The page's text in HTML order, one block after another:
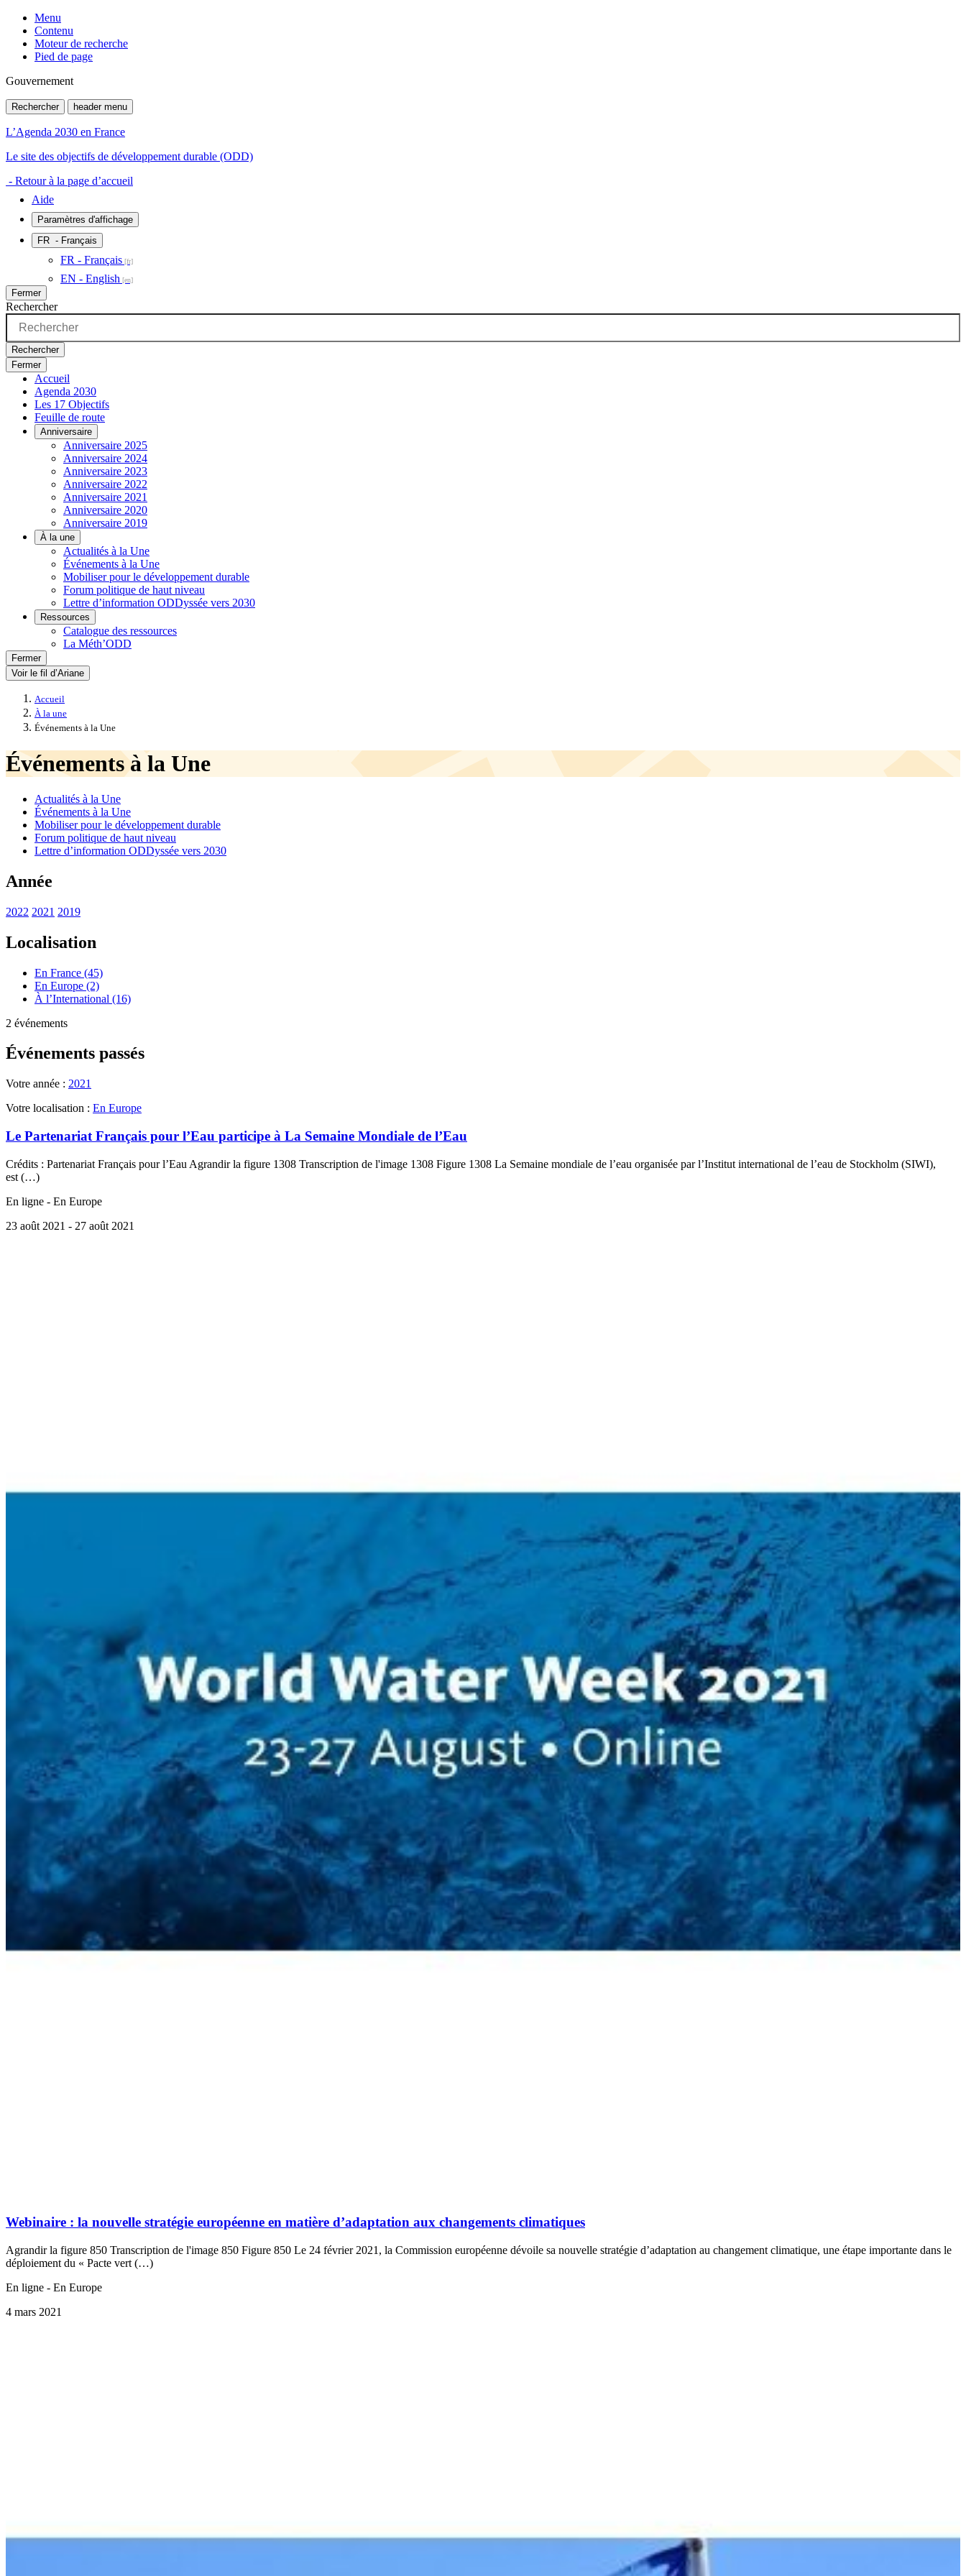
Menu
Contenu
Moteur de recherche
Pied de page
Gouvernement
Rechercher header menu
L’Agenda 2030 en France
Le site des objectifs de développement durable (ODD)
- Retour à la page d’accueil
Aide
Paramètres d'affichage
FR - Français
FR - Français
EN - English
Fermer
Rechercher
Rechercher
Fermer
Accueil
Agenda 2030
Les 17 Objectifs
Feuille de route
Anniversaire
Anniversaire 2025
Anniversaire 2024
Anniversaire 2023
Anniversaire 2022
Anniversaire 2021
Anniversaire 2020
Anniversaire 2019
À la une
Actualités à la Une
Événements à la Une
Mobiliser pour le développement durable
Forum politique de haut niveau
Lettre d’information ODDyssée vers 2030
Ressources
Catalogue des ressources
La Méth’ODD
Fermer
Voir le fil d’Ariane
Accueil
À la une
Événements à la Une
Événements à la Une
Actualités à la Une
Événements à la Une
Mobiliser pour le développement durable
Forum politique de haut niveau
Lettre d’information ODDyssée vers 2030
Année
2022 2021 2019
Localisation
En France (45)
En Europe (2)
À l’International (16)
2 événements
Événements passés
Votre année : 2021
Votre localisation : En Europe
Le Partenariat Français pour l’Eau participe à La Semaine Mondiale de l’Eau
Crédits : Partenariat Français pour l’Eau Agrandir la figure 1308 Transcription de l'image 1308 Figure 1308 La Semaine mondiale de l’eau organisée par l’Institut international de l’eau de Stockholm (SIWI),
est (…)
En ligne - En Europe
23 août 2021 - 27 août 2021
Webinaire : la nouvelle stratégie européenne en matière d’adaptation aux changements climatiques
Agrandir la figure 850 Transcription de l'image 850 Figure 850 Le 24 février 2021, la Commission européenne dévoile sa nouvelle stratégie d’adaptation au changement climatique, une étape importante dans le
déploiement du « Pacte vert (…)
En ligne - En Europe
4 mars 2021